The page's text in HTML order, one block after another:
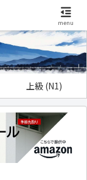
上級 (N1)
menu